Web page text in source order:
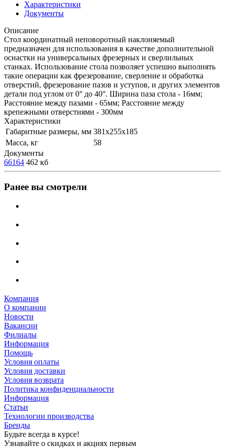
Характеристики
Документы
Описание
Стол координатный неповоротный наклоняемый
предназначен для использования в качестве дополнительной
оснастки на универсальных фрезерных и сверлильных
станках. Использование стола позволяет успешно выполнять
такие операции как фрезерование, сверление и обработка
отверстий, фрезерование пазов и уступов, и других элементов
детали под углом от 0° до 40°. Ширина паза стола - 16мм;
Расстояние между пазами - 65мм; Расстояние между
крепежными отверстиями - 300мм
Характеристики
Габаритные размеры, мм 381х255х185
Масса, кг
58
Документы
66164 462 кб
Ранее вы смотрели
Компания
О компании
Новости
Вакансии
Филиалы
Информация
Помощь
Условия оплаты
Условия доставки
Условия возврата
Политика конфиденциальности
Информация
Статьи
Технологии производства
Бренды
Будьте всегда в курсе!
Узнавайте о скидках и акциях первым